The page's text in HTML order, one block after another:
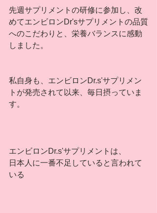
先週サプリメントの研修に参加し、改
めてエンビロンDr'sサプリメントの品質
へのこだわりと、栄養バランスに感動
しました。
私自身も、エンビロンDr.s'サプリメン
トが発売されて以来、毎日摂っていま
す。
エンビロンDr.s'サプリメントは、
日本人に一番不足していると言われて
いる